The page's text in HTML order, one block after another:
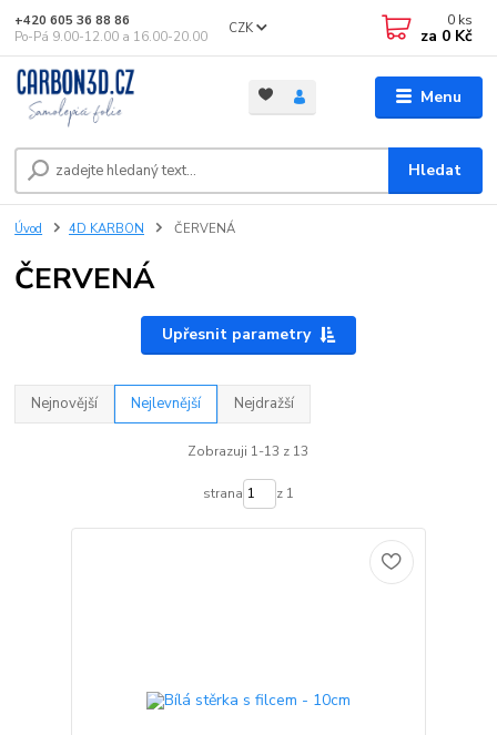
Menu
CZK
Hledat
+420 605 36 88 86
Po-Pá 9.00-12.00 a 16.00-20.00
0 ks
za 0 Kč
Úvod 4D KARBON ČERVENÁ
ČERVENÁ
Upřesnit parametry
Nejnovější Nejlevnější Nejdražší
Zobrazuji 1-13 z 13
strana z 1